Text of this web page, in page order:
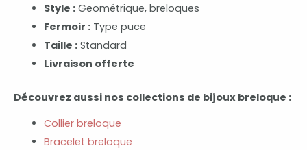
Style :Geométrique, breloques
Fermoir :Type puce
Taille :Standard
Livraison offerte
Découvrez aussi nos collections de bijoux breloque :
Collier breloque
Bracelet breloque